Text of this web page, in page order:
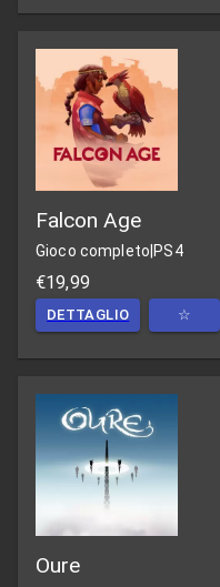
Falcon Age
Gioco completo PS4
€19,99
DETTAGLIO ☆
Oure